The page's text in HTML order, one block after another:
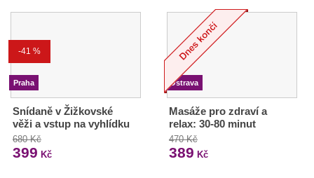
-41 %
Praha
Snídaně v Žižkovské
věži a vstup na vyhlídku
680 Kč
399 Kč
Ostrava
Masáže pro zdraví a
relax: 30-80 minut
470 Kč
389 Kč